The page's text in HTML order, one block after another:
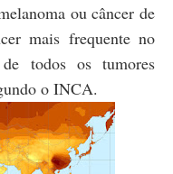
ou câncer de
mais frequente no
todos os tumores
o INCA.